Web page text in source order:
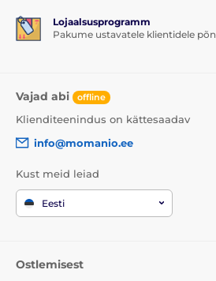
1x tolmueemaldaja
Lojaalsusprogramm
Pakume ustavatele klientidele
Vajad abi offline
Klienditeenindus on kättesaadav
info@momanio.ee
Kust meid leiad
Eesti
Ostlemisest